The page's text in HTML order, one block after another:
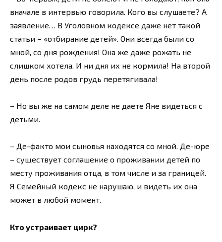
вначале в интервью говорила. Кого вы слушаете? А
заявление… В Уголовном кодексе даже нет такой
статьи – «отбирание детей». Они всегда были со
мной, со дня рождения! Она же даже рожать не
слишком хотела. И ни дня их не кормила! На второй
день после родов грудь перетягивала!
– Но вы же на самом деле не даете Яне видеться с
детьми.
– Де-факто мои сыновья находятся со мной. Де-юре
– существует соглашение о проживании детей по
месту проживания отца, в том числе и за границей.
Я Семейный кодекс не нарушаю, и видеть их она
может в любой момент.
Кто устраивает цирк?